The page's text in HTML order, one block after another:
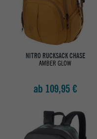
NITRO RUCKSACK CHASE
AMBER GLOW
ab 109,95 €